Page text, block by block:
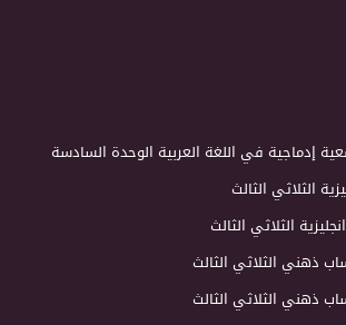
إدماجية في اللغة العربية الوحدة السادسة
الثلاثي الثالث
الثلاثي الثالث
ذهني الثلاثي الثالث
ذهني الثلاثي الثالث